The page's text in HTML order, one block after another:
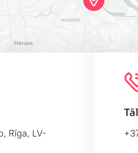
Rīga, LV-